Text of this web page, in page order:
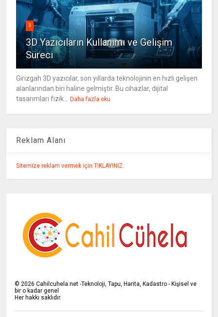
3
3D Yazıcıların Kullanımı ve Gelişim
Süreci
Girizgah 3D yazıcılar, son yıllarda teknolojinin en hızlı gelişen
alanlarından biri haline gelmiştir. Bu cihazlar, dijital
tasarımları fizik...
Daha fazla oku
Reklam Alanı
Sitemize reklam vermek için TIKLAYINIZ.
©2026 Cahilcuhela.net -Teknoloji, Tapu, Harita, Kadastro - Kişisel ve
bir o kadar genel
Her hakkı saklıdır.